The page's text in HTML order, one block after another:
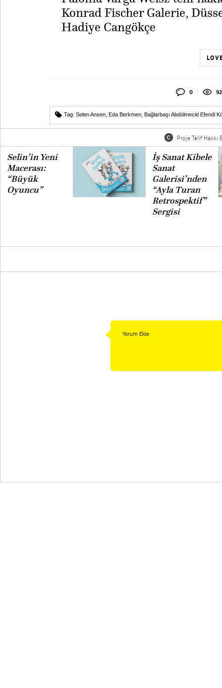
Konrad Fischer Galerie,
Hadiye Cangökçe
0
Tag: Selen Ansen Eda Berkmen Bağlarbaşı Abdülmecid Efendi
Proje Telif Hakkı
Selin’in Yeni
Macerası:
“Büyük
Oyuncu”
İş Sanat Kibele
Sanat
Galerisi’nden
“Ayla Turan
Retrospektif”
Sergisi